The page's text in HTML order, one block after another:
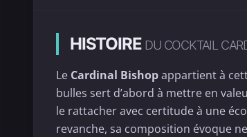
HISTOIRE DU COCKTAIL
Le Cardinal Bishopappartient à
bulles sert d’abord à mettre en
le rattacher avec certitude à une
revanche, sa composition évoque